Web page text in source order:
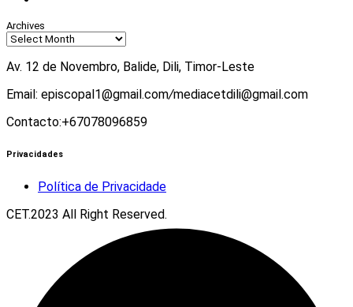
Archives
Av. 12 de Novembro, Balide, Dili, Timor-Leste
Email: episcopal1@gmail.com/mediacetdili@gmail.com
Contacto:+67078096859
Privacidades
Política de Privacidade
CET.2023 All Right Reserved.